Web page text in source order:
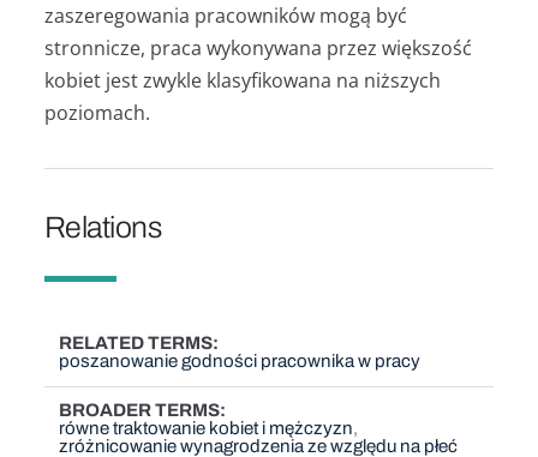
zaszeregowania pracowników mogą być
stronnicze, praca wykonywana przez większość
kobiet jest zwykle klasyfikowana na niższych
poziomach.
Relations
RELATED TERMS
poszanowanie godności pracownika w pracy
BROADER TERMS
równe traktowanie kobiet i mężczyzn
zróżnicowanie wynagrodzenia ze względu na płeć